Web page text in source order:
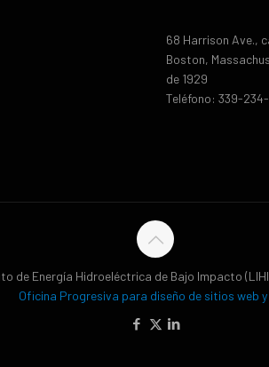
68 Harrison Ave.,
Boston,
de 1929
Teléfono: 339-
de Energía Hidroeléctrica de Bajo Impacto
Oficina Progresiva para diseño de sitios web y